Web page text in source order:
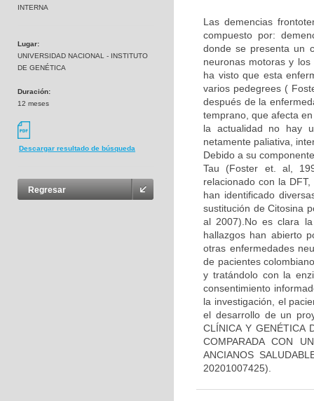
INTERNA
Lugar:
UNIVERSIDAD NACIONAL - INSTITUTO
DE GENÉTICA
Duración:
12 meses
Descargar resultado de búsqueda
Regresar
Las demencias
compuesto por:
donde se presenta un
neuronas motoras y
ha visto que esta
varios pedegrees (
después de la
temprano, que afecta
la actualidad no hay
netamente paliativa,
Debido a su
Tau (Foster et. al,
relacionado con la
han identificado
sustitución de Citosina
al 2007).No es clara
hallazgos han abierto
otras enfermedades
de pacientes
y tratándolo con la
consentimiento
la investigación, el
el desarrollo de un
CLÍNICA Y GENÉTICA
COMPARADA CON
ANCIANOS
20201007425).